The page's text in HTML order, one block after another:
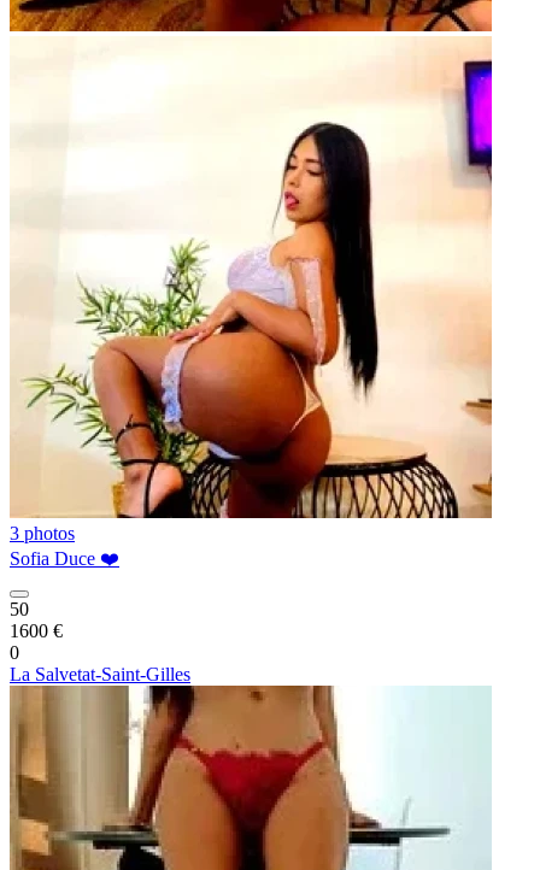
3 photos
Sofia Duce ❤️
50
1600 €
0
La Salvetat-Saint-Gilles